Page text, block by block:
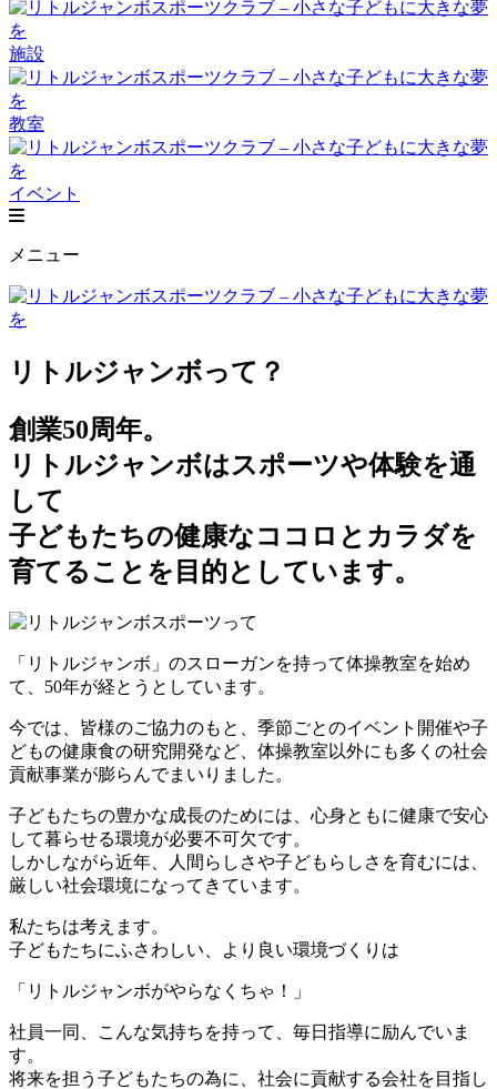
施設
教室
イベント
メニュー
リトルジャンボって？
創業50周年。
リトルジャンボはスポーツや体験を通
して
子どもたちの健康なココロとカラダを
育てることを目的としています。
「リトルジャンボ」のスローガンを持って体操教室を始め
て、50年が経とうとしています。
今では、皆様のご協力のもと、季節ごとのイベント開催や子
どもの健康食の研究開発など、体操教室以外にも多くの社会
貢献事業が膨らんでまいりました。
子どもたちの豊かな成長のためには、心身ともに健康で安心
して暮らせる環境が必要不可欠です。
しかしながら近年、人間らしさや子どもらしさを育むには、
厳しい社会環境になってきています。
私たちは考えます。
子どもたちにふさわしい、より良い環境づくりは
「リトルジャンボがやらなくちゃ！」
社員一同、こんな気持ちを持って、毎日指導に励んでいま
す。
将来を担う子どもたちの為に、社会に貢献する会社を目指し